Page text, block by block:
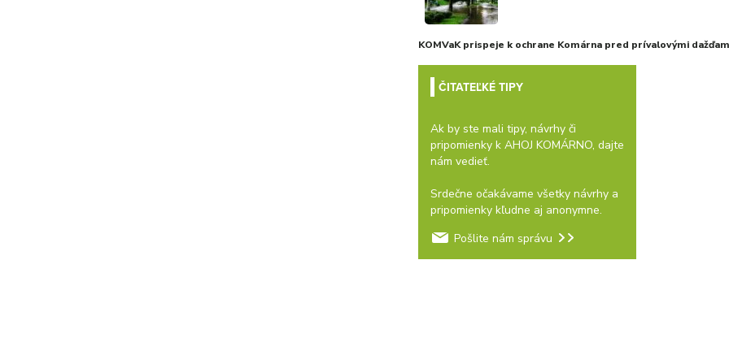
KOMVaK prispeje k ochrane Komárna pred prívalovými
ČITATEĽKÉ TIPY
Ak by ste mali tipy, návrhy či
pripomienky k AHOJ KOMÁRNO, dajte
nám vedieť.
Srdečne očakávame všetky návrhy a
pripomienky kľudne aj anonymne.
Pošlite nám správu